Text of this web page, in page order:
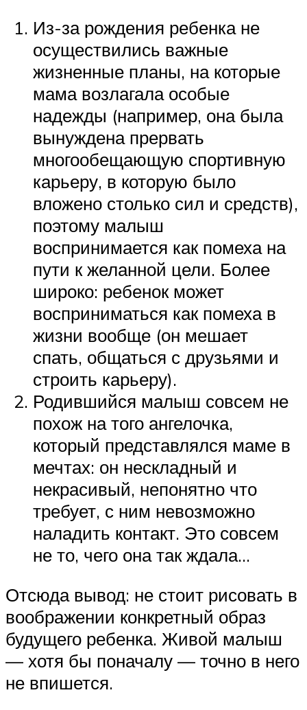
Из-за рождения ребенка не
осуществились важные
жизненные планы, на которые
мама возлагала особые
надежды (например, она была
вынуждена прервать
многообещающую спортивную
карьеру, в которую было
вложено столько сил и средств),
поэтому малыш
воспринимается как помеха на
пути к желанной цели. Более
широко: ребенок может
восприниматься как помеха в
жизни вообще (он мешает
спать, общаться с друзьями и
строить карьеру).
Родившийся малыш совсем не
похож на того ангелочка,
который представлялся маме в
мечтах: он нескладный и
некрасивый, непонятно что
требует, с ним невозможно
наладить контакт. Это совсем
не то, чего она так ждала…
Отсюда вывод: не стоит рисовать в
воображении конкретный образ
будущего ребенка. Живой малыш
— хотя бы поначалу — точно в него
не впишется.